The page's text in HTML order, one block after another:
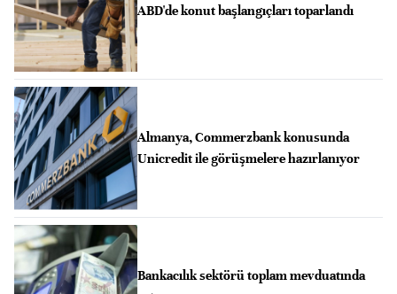
ABD'de konut başlangıçları toparlandı
Almanya, Commerzbank konusunda
Unicredit ile görüşmelere hazırlanıyor
Bankacılık sektörü toplam mevduatında